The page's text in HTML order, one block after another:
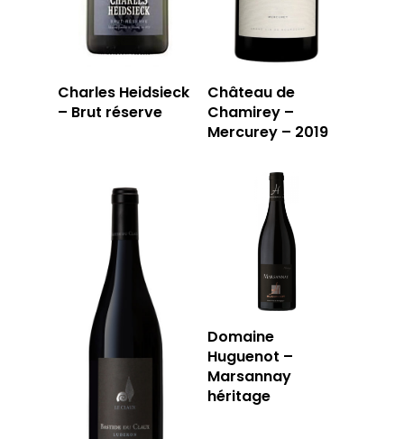
Charles Heidsieck
– Brut réserve
Château de
Chamirey –
Mercurey – 2019
Domaine
Huguenot –
Marsannay
héritage
LA CAVE
LA CAVE
APERÇU DE NOTRE
LA TOURNÉE DU
LA TABLE
LA CARTE DU
JOUR
RÉSERVER
59 rue Grignan